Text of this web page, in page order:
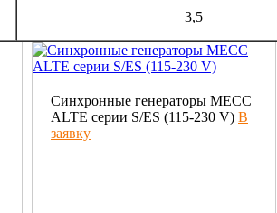
3,5
Синхронные генераторы MECC
ALTE серии S/ES (115-230 V) В
заявку